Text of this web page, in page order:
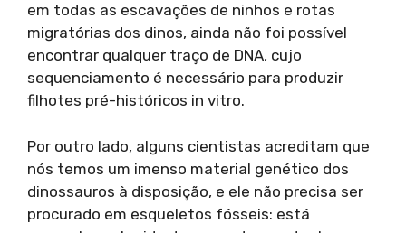
em todas as escavações de ninhos e rotas
migratórias dos dinos, ainda não foi possível
encontrar qualquer traço de DNA, cujo
sequenciamento é necessário para produzir
filhotes pré-históricos in vitro.
Por outro lado, alguns cientistas acreditam que
nós temos um imenso material genético dos
dinossauros à disposição, e ele não precisa ser
procurado em esqueletos fósseis: está